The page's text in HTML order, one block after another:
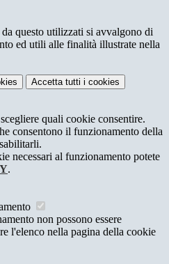
questo utilizzati si avvalgono di
ed utili alle finalità illustrate nella
Accetta tutti i cookies
quali cookie consentire.
consentono il funzionamento della
necessari al funzionamento potete
.
non possono essere
l'elenco nella pagina della cookie